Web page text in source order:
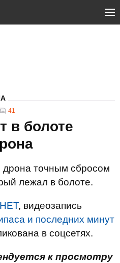
41
в болоте
дрона точным сбросом
лежал в болоте.
, видеозапись
и последних минут
в соцсетях.
к просмотру